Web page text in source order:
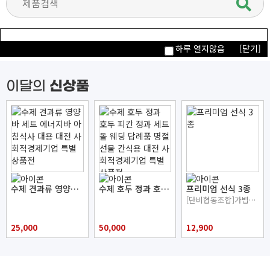
이달의 신상품
수제 견과류 영양바 세트 에너지바 아침식사 대용 대전 사회적경제기업 특별상품전
25,000
수제 호두 정과 호두 피칸 정과 세트 돌 웨딩 답례품 명절선물 간식용 대전 사회적경제기업 특별상품전
50,000
프리미엄 선식 3종
[단비협동조합]가볍고 건강한 프리미엄 선식
12,900
하루 열지않음 [닫기]